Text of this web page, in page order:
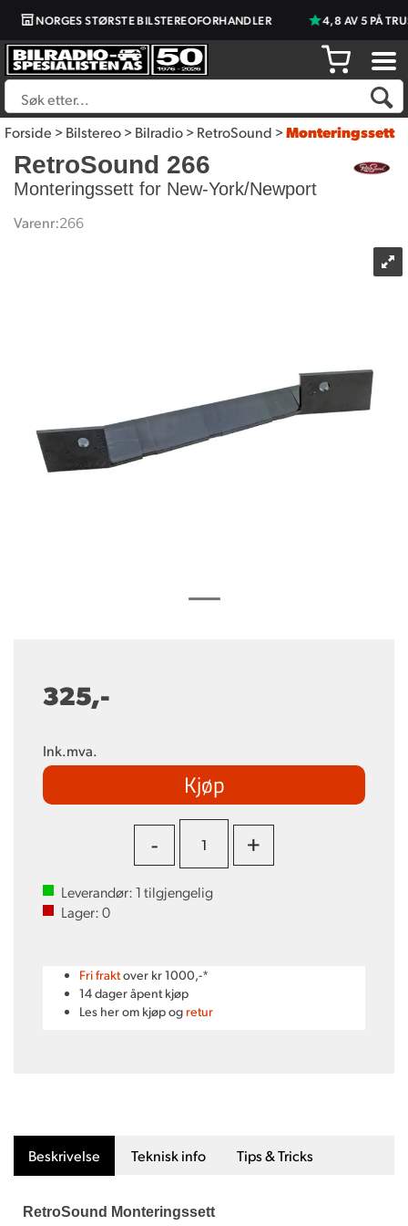
NORGES STØRSTE BILSTEREOFORHANDLER 4,8 AV 5 PÅ
Forside>Bilstereo>Bilradio>RetroSound>Monteringssett
RetroSound 266
Monteringssett for New-York/Newport
Varenr:266
325,-
Ink.mva.
Kjøp
- +
Leverandør:1tilgjengelig
Lager:0
Fri fraktover kr 1000,-*
14 dager åpent kjøp
Les her om kjøp og retur
Beskrivelse Teknisk info Tips & Tricks
RetroSound Monteringssett